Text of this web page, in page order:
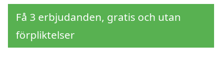
Få 3 erbjudanden, gratis och utan
förpliktelser